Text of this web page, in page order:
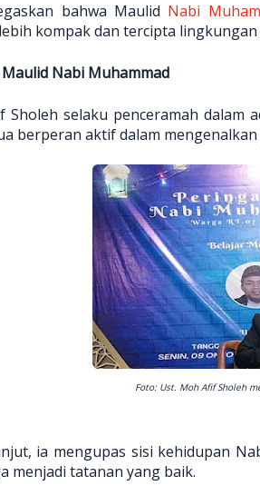
bahwa Maulid Nabi
kompak dan tercipta
Nabi Muhammad
Sholeh selaku penceramah
berperan aktif dalam
Foto: Ust. Moh Afif Sholeh
ia mengupas sisi kehidupan
menjadi tatanan yang baik.